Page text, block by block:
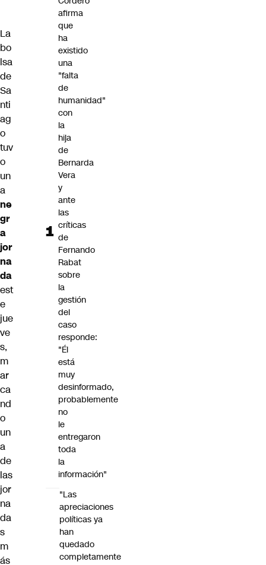
La
bo
lsa
de
Sa
nti
ag
o
tuv
o
un
a
ne
gr
a
jor
na
da
est
e
jue
ve
s,
m
ar
ca
nd
o
un
a
de
las
jor
na
da
s
m
ás
afirma
que
ha
existido
una
"falta
de
humanidad"
con
la
hija
de
Bernarda
Vera
y
ante
las
críticas
de
Fernando
Rabat
sobre
la
gestión
del
caso
responde:
"Él
está
muy
desinformado,
probablemente
no
le
entregaron
toda
la
información"
"Las
apreciaciones
políticas ya
han
quedado
completamente